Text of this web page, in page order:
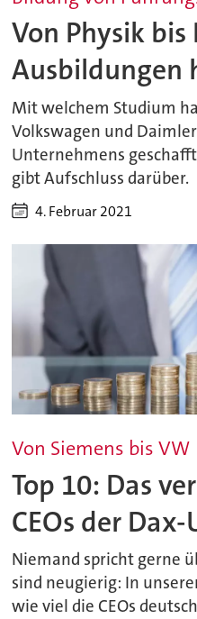
Von Physik bis
Ausbildungen
Mit welchem Studium
Volkswagen und
Unternehmens
gibt Aufschluss darüber.
4. Februar 2021
Von Siemens bis VW
Top 10: Das
CEOs der
Niemand spricht gerne
sind neugierig: In
wie viel die CEOs